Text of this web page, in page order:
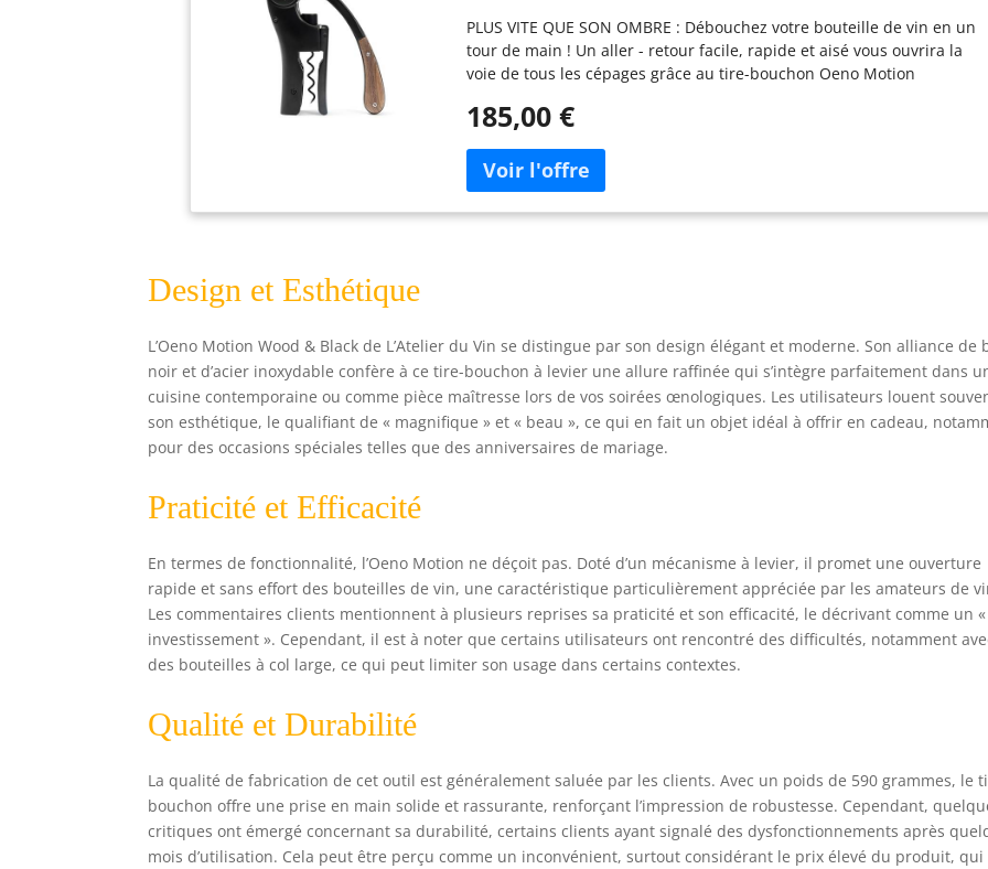
PLUS VITE QUE SON OMBRE : Débouchez votre bouteille de vin en un
tour de main ! Un aller - retour facile, rapide et aisé vous ouvrira la
voie de tous les cépages grâce au tire-bouchon Oeno Motion
saisir le tire-bouchon ! Le Oeno Motion Black&Wood fait (presque!)
le tour est joué! UN OUTIL FONCTIONNEL : Le tire-bouchon Oeno
Motion Wood&Black est compact et pratique : il possède une
poignée ergonomique pour une prise en main agréable et ferme.
massif. Indémodable. Livré dans un écrin cadeau qualitatif,
recouvert de papier noir mat. À VOTRE CONVENANCE : Les tire-
bouchons diffèrent comme les vins et les goûts. Le tire-bouchon
Oeno Motion Wood&Black est étudié pour séduire le plus grand
nombre par sa praticité et son élégance. Essayez-le !
185,00 €
Design et Esthétique
L’Oeno Motion Wood & Black de L’Atelier du Vin se distingue par son design élégant et moderne. Son alliance de
noir et d’acier inoxydable confère à ce tire-bouchon à levier une allure raffinée qui s’intègre parfaitement dans
cuisine contemporaine ou comme pièce maîtresse lors de vos soirées œnologiques. Les utilisateurs louent
son esthétique, le qualifiant de « magnifique » et « beau », ce qui en fait un objet idéal à offrir en cadeau,
pour des occasions spéciales telles que des anniversaires de mariage.
Praticité et Efficacité
En termes de fonctionnalité, l’Oeno Motion ne déçoit pas. Doté d’un mécanisme à levier, il promet une ouverture
rapide et sans effort des bouteilles de vin, une caractéristique particulièrement appréciée par les amateurs de
Les commentaires clients mentionnent à plusieurs reprises sa praticité et son efficacité, le décrivant comme un
investissement ». Cependant, il est à noter que certains utilisateurs ont rencontré des difficultés, notamment
des bouteilles à col large, ce qui peut limiter son usage dans certains contextes.
Qualité et Durabilité
La qualité de fabrication de cet outil est généralement saluée par les clients. Avec un poids de 590 grammes, le
bouchon offre une prise en main solide et rassurante, renforçant l’impression de robustesse. Cependant,
critiques ont émergé concernant sa durabilité, certains clients ayant signalé des dysfonctionnements après
mois d’utilisation. Cela peut être perçu comme un inconvénient, surtout considérant le prix élevé du produit, qui